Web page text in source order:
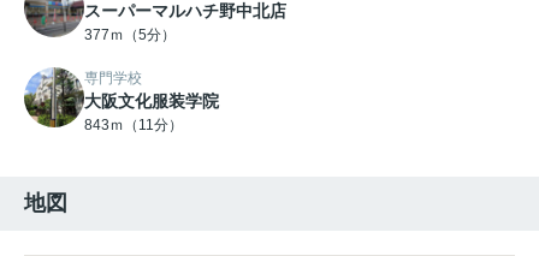
スーパーマルハチ野中北店
377ｍ（5分）
専門学校
大阪文化服装学院
843ｍ（11分）
地図